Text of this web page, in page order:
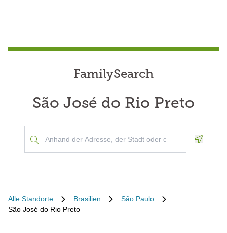
FamilySearch
São José do Rio Preto
Alle Standorte Brasilien
São Paulo
São José do Rio Preto